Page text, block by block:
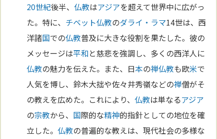
20世紀後半、仏教はアジアを超えて世界中に広がっ
た。特に、 チベット仏教のダライ・ラマ14世は、西
洋諸国での仏教普及に大きな役割を果たした。彼の
メッセージは平和と慈悲を強調し、多くの西洋人に
仏教の魅力を伝えた。また、日本の禅仏教も欧米で
人気を博し、鈴木大拙や佐々井秀嶺などの禅僧がそ
の教えを広めた。これにより、仏教は単なるアジア
の宗教から、 国際的な精神的指針としての地位を確
立した。仏教の普遍的な教えは、現代社会の多様な